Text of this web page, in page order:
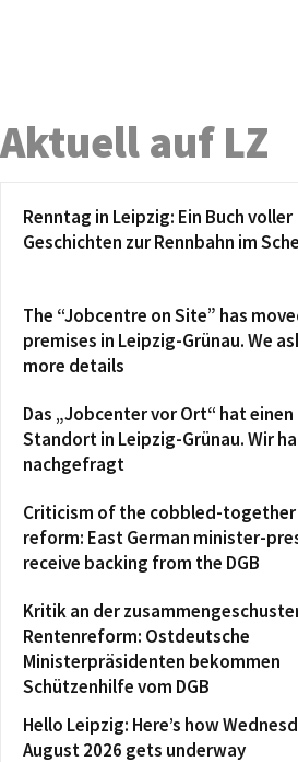
Aktuell auf LZ
Renntag in Leipzig: Ein Buch voller
Geschichten zur Rennbahn im
The “Jobcentre on Site” has
premises in Leipzig-Grünau. We
more details
Das „Jobcenter vor Ort“ hat einen
Standort in Leipzig-Grünau. Wir
nachgefragt
Criticism of the cobbled-together
reform: East German minister-
receive backing from the DGB
Kritik an der
Rentenreform: Ostdeutsche
Ministerpräsidenten bekommen
Schützenhilfe vom DGB
Hello Leipzig: Here’s how
August 2026 gets underway